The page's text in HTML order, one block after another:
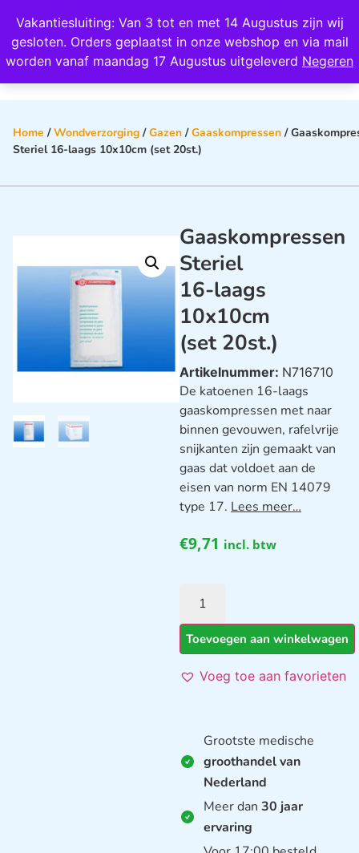
Vakantiesluiting: Van 3 tot en met 14 Augustus zijn wij
gesloten. Orders geplaatst in onze webshop en via mail
worden vanaf maandag 17 Augustus uitgeleverd Negeren
Wij scoren een 4,8 op Google
Home /Wondverzorging /Gazen /Gaaskompressen /
Steriel 16-laags 10x10cm (set 20st.)
Gaaskompressen
Steriel
16-laags
10x10cm
(set 20st.)
Artikelnummer: N716710
De katoenen 16-laags
gaaskompressen met naar
binnen gevouwen, rafelvrije
snijkanten zijn gemaakt van
gaas dat voldoet aan de
eisen van norm EN 14079
type 17. Lees meer…
€9,71 incl. btw
Toevoegen aan winkelwagen
Voeg toe aan favorieten
Grootste medische
groothandel van
Nederland
Meer dan 30 jaar
ervaring